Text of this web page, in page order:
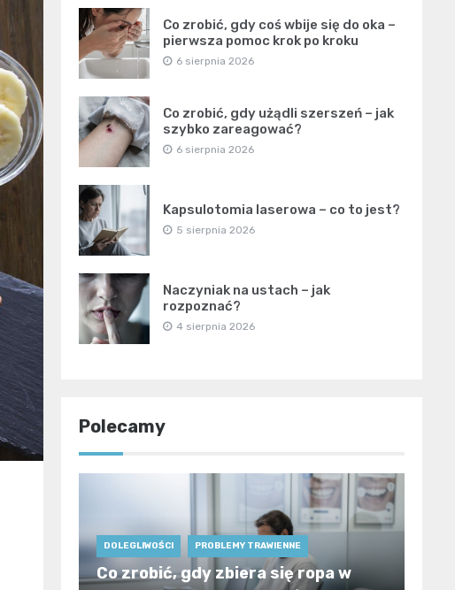
Co zrobić, gdy coś wbije się do oka –
pierwsza pomoc krok po kroku
6 sierpnia 2026
Co zrobić, gdy użądli szerszeń – jak
szybko zareagować?
6 sierpnia 2026
Kapsulotomia laserowa – co to jest?
5 sierpnia 2026
Naczyniak na ustach – jak
rozpoznać?
4 sierpnia 2026
Polecamy
DOLEGLIWOŚCI PROBLEMY TRAWIENNE
Co zrobić, gdy zbiera się ropa w